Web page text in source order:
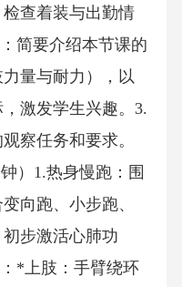
查着装与出勤情
简要介绍本节课的
量与耐力），以
激发学生兴趣。3.
察任务和要求。
）1.热身慢跑：围
向跑、小步跑、
步激活心肺功
*上肢：手臂绕环